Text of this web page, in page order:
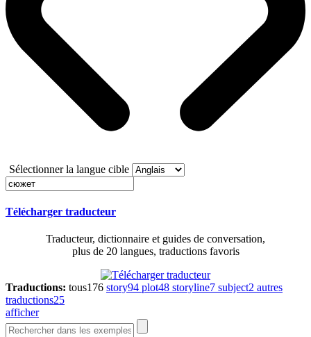
Sélectionner la langue cible
Télécharger traducteur
Traducteur, dictionnaire et guides de conversation,
plus de 20 langues, traductions favoris
Traductions: tous176 story94 plot48 storyline7 subject2 autres
traductions25
afficher